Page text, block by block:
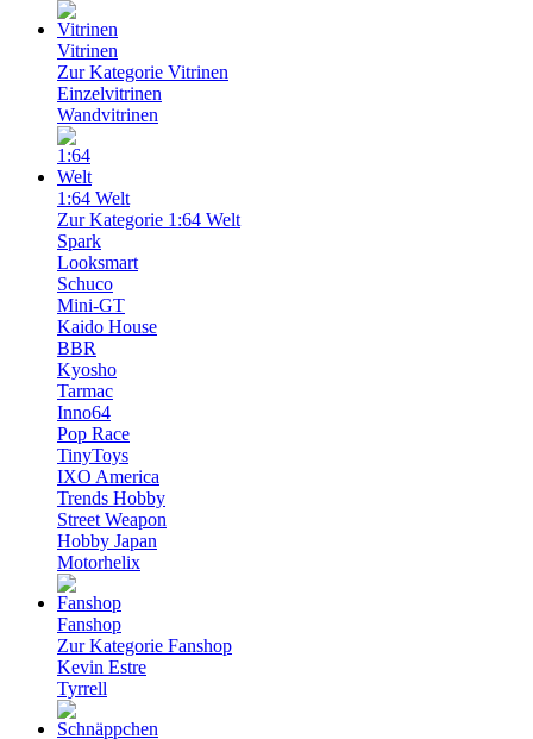
Vitrinen
Zur Kategorie Vitrinen
Einzelvitrinen
Wandvitrinen
1:64 Welt
Zur Kategorie 1:64 Welt
Spark
Looksmart
Schuco
Mini-GT
Kaido House
BBR
Kyosho
Tarmac
Inno64
Pop Race
TinyToys
IXO America
Trends Hobby
Street Weapon
Hobby Japan
Motorhelix
Fanshop
Zur Kategorie Fanshop
Kevin Estre
Tyrrell